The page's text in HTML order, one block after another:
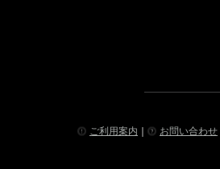
ご利用案内 お問い合わせ